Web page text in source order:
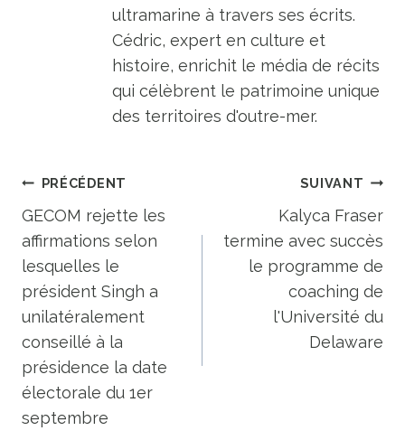
ultramarine à travers ses écrits.
Cédric, expert en culture et
histoire, enrichit le média de récits
qui célèbrent le patrimoine unique
des territoires d'outre-mer.
Navigation
de
l’article
PRÉCÉDENT
GECOM rejette les
affirmations selon
lesquelles le
président Singh a
unilatéralement
conseillé à la
présidence la date
électorale du 1er
septembre
SUIVANT
Kalyca Fraser
termine avec succès
le programme de
coaching de
l'Université du
Delaware